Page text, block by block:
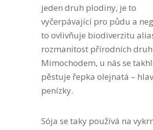
jeden druh plodiny, je to
vyčerpávající pro půdu a
to ovlivňuje biodiverzitu
rozmanitost přírodních
Mimochodem, u nás se
pěstuje řepka olejnatá –
penízky.
Sója se taky používá na